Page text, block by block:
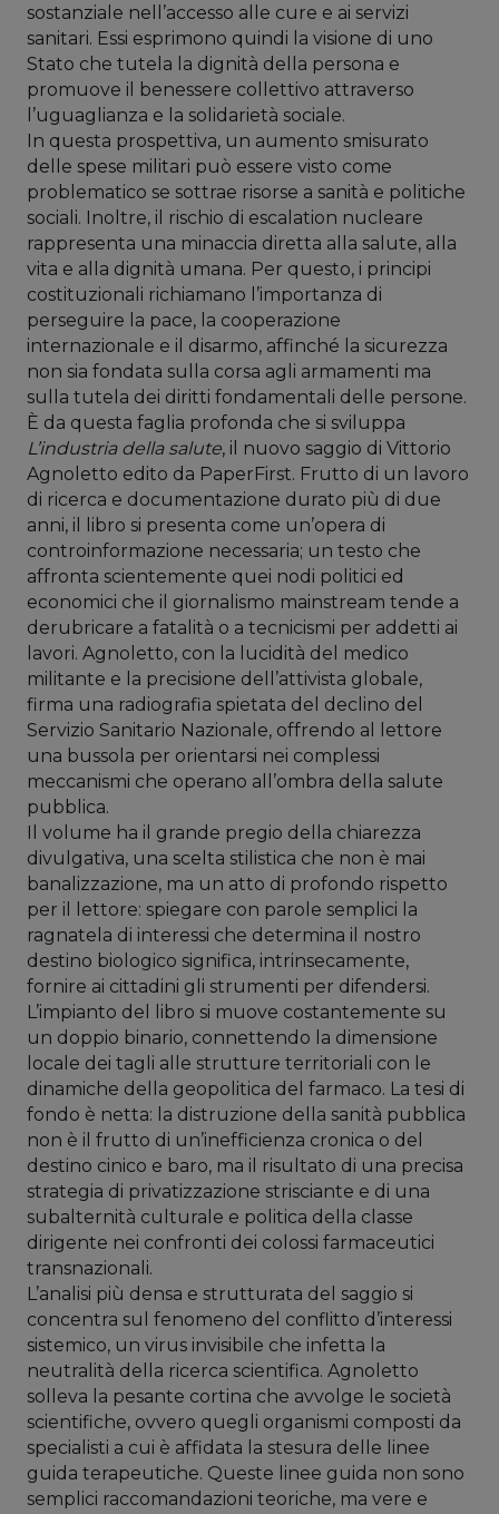
sostanziale nell’accesso alle cure e ai servizi
sanitari. Essi esprimono quindi la visione di uno
Stato che tutela la dignità della persona e
promuove il benessere collettivo attraverso
l’uguaglianza e la solidarietà sociale.
In questa prospettiva, un aumento smisurato
delle spese militari può essere visto come
problematico se sottrae risorse a sanità e politiche
sociali. Inoltre, il rischio di escalation nucleare
rappresenta una minaccia diretta alla salute, alla
vita e alla dignità umana. Per questo, i principi
costituzionali richiamano l’importanza di
perseguire la pace, la cooperazione
internazionale e il disarmo, affinché la sicurezza
non sia fondata sulla corsa agli armamenti ma
sulla tutela dei diritti fondamentali delle persone.
È da questa faglia profonda che si sviluppa
L’industria della salute, il nuovo saggio di Vittorio
Agnoletto edito da PaperFirst. Frutto di un lavoro
di ricerca e documentazione durato più di due
anni, il libro si presenta come un’opera di
controinformazione necessaria; un testo che
affronta scientemente quei nodi politici ed
economici che il giornalismo mainstream tende a
derubricare a fatalità o a tecnicismi per addetti ai
lavori. Agnoletto, con la lucidità del medico
militante e la precisione dell’attivista globale,
firma una radiografia spietata del declino del
Servizio Sanitario Nazionale, offrendo al lettore
una bussola per orientarsi nei complessi
meccanismi che operano all’ombra della salute
pubblica.
Il volume ha il grande pregio della chiarezza
divulgativa, una scelta stilistica che non è mai
banalizzazione, ma un atto di profondo rispetto
per il lettore: spiegare con parole semplici la
ragnatela di interessi che determina il nostro
destino biologico significa, intrinsecamente,
fornire ai cittadini gli strumenti per difendersi.
L’impianto del libro si muove costantemente su
un doppio binario, connettendo la dimensione
locale dei tagli alle strutture territoriali con le
dinamiche della geopolitica del farmaco. La tesi di
fondo è netta: la distruzione della sanità pubblica
non è il frutto di un’inefficienza cronica o del
destino cinico e baro, ma il risultato di una precisa
strategia di privatizzazione strisciante e di una
subalternità culturale e politica della classe
dirigente nei confronti dei colossi farmaceutici
transnazionali.
L’analisi più densa e strutturata del saggio si
concentra sul fenomeno del conflitto d’interessi
sistemico, un virus invisibile che infetta la
neutralità della ricerca scientifica. Agnoletto
solleva la pesante cortina che avvolge le società
scientifiche, ovvero quegli organismi composti da
specialisti a cui è affidata la stesura delle linee
guida terapeutiche. Queste linee guida non sono
semplici raccomandazioni teoriche, ma vere e